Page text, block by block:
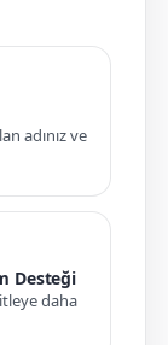
adınız ve
Desteği
daha